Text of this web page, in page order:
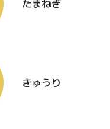
たまねぎ
きゅうり